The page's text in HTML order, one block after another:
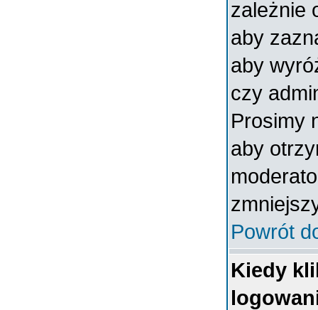
zależnie
aby
aby
czy
Prosimy
aby
Powrót
Kiedy